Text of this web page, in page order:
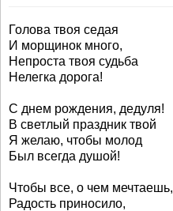
Голова твоя седая
И морщинок много,
Непроста твоя судьба
Нелегка дорога!
С днем рождения, дедуля!
В светлый праздник твой
Я желаю, чтобы молод
Был всегда душой!
Чтобы все, о чем мечтаешь,
Радость приносило,